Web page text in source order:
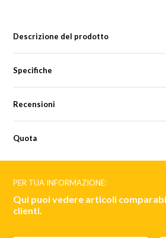
Descrizione del prodotto
Specifiche
Recensioni
Quota
PER TUA INFORMAZIONE:
Qui puoi vedere articoli
clienti.